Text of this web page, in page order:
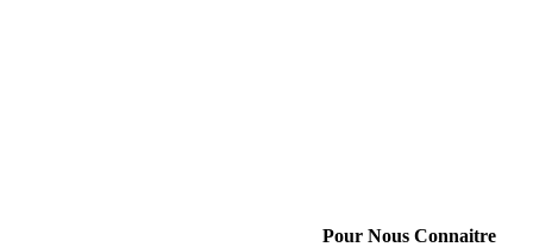
Pour Nous Connaitre